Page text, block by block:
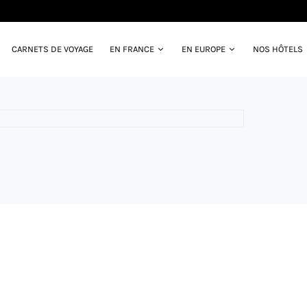
CARNETS DE VOYAGE EN FRANCE EN EUROPE NOS HÔTELS